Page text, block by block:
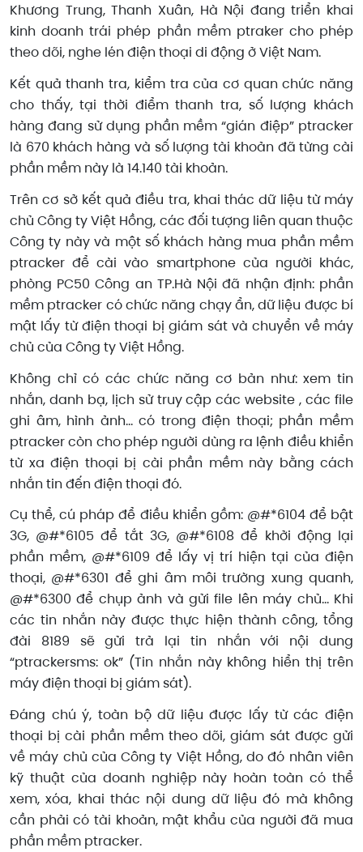
Khương Trung, Thanh Xuân, Hà Nội đang triển khai
kinh doanh trái phép phần mềm ptraker cho phép
theo dõi, nghe lén điện thoại di động ở Việt Nam.
Kết quả thanh tra, kiểm tra của cơ quan chức năng
cho thấy, tại thời điểm thanh tra, số lượng khách
hàng đang sử dụng phần mềm “gián điệp” ptracker
là 670 khách hàng và số lượng tài khoản đã từng cài
phần mềm này là 14.140 tài khoản.
Trên cơ sở kết quả điều tra, khai thác dữ liệu từ máy
chủ Công ty Việt Hồng, các đối tượng liên quan thuộc
Công ty này và một số khách hàng mua phần mềm
ptracker để cài vào smartphone của người khác,
phòng PC50 Công an TP.Hà Nội đã nhận định: phần
mềm ptracker có chức năng chạy ẩn, dữ liệu được bí
mật lấy từ điện thoại bị giám sát và chuyển về máy
chủ của Công ty Việt Hồng.
Không chỉ có các chức năng cơ bản như: xem tin
nhắn, danh bạ, lịch sử truy cập các website , các file
ghi âm, hình ảnh… có trong điện thoại; phần mềm
ptracker còn cho phép người dùng ra lệnh điều khiển
từ xa điện thoại bị cài phần mềm này bằng cách
nhắn tin đến điện thoại đó.
Cụ thể, cú pháp để điều khiển gồm: @#*6104 để bật
3G, @#*6105 để tắt 3G, @#*6108 để khởi động lại
phần mềm, @#*6109 để lấy vị trí hiện tại của điện
thoại, @#*6301 để ghi âm môi trường xung quanh,
@#*6300 để chụp ảnh và gửi file lên máy chủ… Khi
các tin nhắn này được thực hiện thành công, tổng
đài 8189 sẽ gửi trả lại tin nhắn với nội dung
“ptrackersms: ok” (Tin nhắn này không hiển thị trên
máy điện thoại bị giám sát).
Đáng chú ý, toàn bộ dữ liệu được lấy từ các điện
thoại bị cài phần mềm theo dõi, giám sát được gửi
về máy chủ của Công ty Việt Hồng, do đó nhân viên
kỹ thuật của doanh nghiệp này hoàn toàn có thể
xem, xóa, khai thác nội dung dữ liệu đó mà không
cần phải có tài khoản, mật khẩu của người đã mua
phần mềm ptracker.